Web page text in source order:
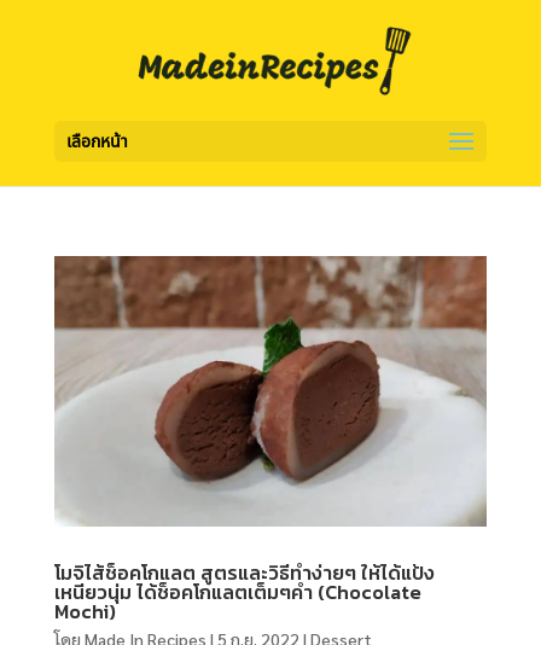
เลือกหน้า
โมจิไส้ช็อคโกแลต สูตรและวิธีทำง่ายๆ ให้ได้แป้ง
เหนียวนุ่ม ได้ช็อคโกแลตเต็มๆคำ (Chocolate
Mochi)
โดย Made In Recipes | 5 ก.ย. 2022 | Dessert